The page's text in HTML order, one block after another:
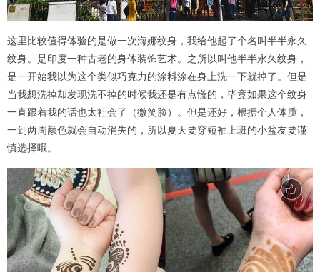
这里比较值得体验的是做一次海娜纹身，我给他起了个名叫半半永久
纹身。是印度一种古老的身体装饰艺术。之所以叫他半半永久纹身，
是一开始我以为这个类似巧克力的涂料涂在身上洗一下就掉了。但是
当我想洗掉却发现洗不掉的时候我还是有点慌的，毕竟如果这个纹身
一直跟着我的话也太社会了（微笑脸）。但是还好，根据个人体质，
一到两周颜色就会自动消失的，所以夏天要穿短袖上班的小盆友要谨
慎选择哦。